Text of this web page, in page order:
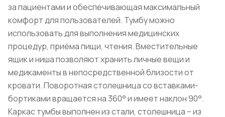
за пациентами и обеспечивающая максимальный
комфорт для пользователей. Тумбу можно
использовать для выполнения медицинских
процедур, приёма пищи, чтения. Вместительные
ящик и ниша позволяют хранить личные вещи и
медикаменты в непосредственной близости от
кровати. Поворотная столешница со вставками-
бортиками вращается на 360° и имеет наклон 90°.
Каркас тумбы выполнен из стали, столешница – из